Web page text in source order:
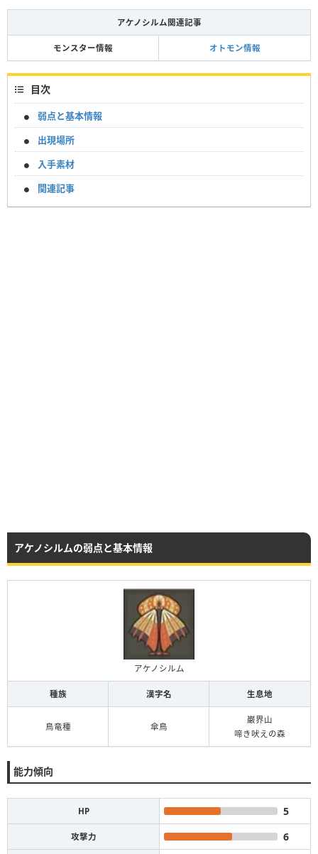
アケノシルム関連記事
モンスター情報 オトモン情報
目次
弱点と基本情報
出現場所
入手素材
関連記事
アケノシルムの弱点と基本情報
アケノシルム
種族 漢字名 生息地
鳥竜種 傘鳥
巌界山
啼き吠えの森
能力傾向
HP 5
攻撃力 6